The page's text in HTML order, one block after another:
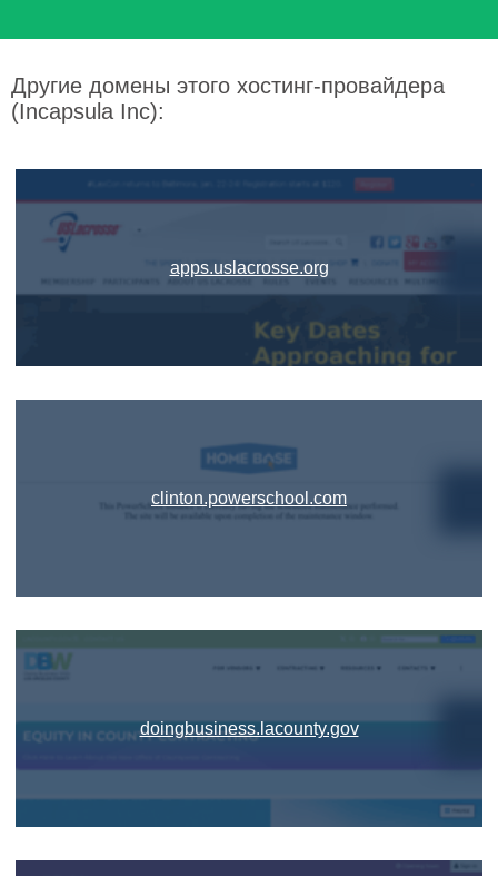
Другие домены этого хостинг-провайдера
(Incapsula Inc):
apps.uslacrosse.org
clinton.powerschool.com
doingbusiness.lacounty.gov